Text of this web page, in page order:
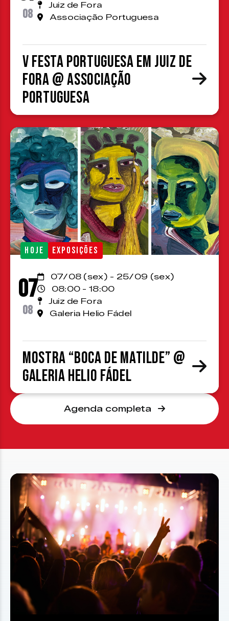
08
Juiz de Fora
Associação Portuguesa
V Festa Portuguesa em Juiz de
Fora @ Associação
Portuguesa
HOJE EXPOSIÇÕES
07
08
07/08 (sex) - 25/09 (sex)
08:00 - 18:00
Juiz de Fora
Galeria Helio Fádel
Mostra “Boca de Matilde” @
Galeria Helio Fádel
Agenda completa